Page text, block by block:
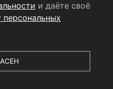
Щёлковское ТВ.
СМИ
г.
(РОСКОМНАДЗОР).
и даёте своё
персональных